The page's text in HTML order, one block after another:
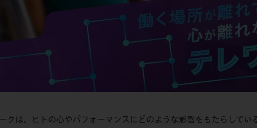
クは、ヒトの心やパフォーマンスにどのような影響をもたらして